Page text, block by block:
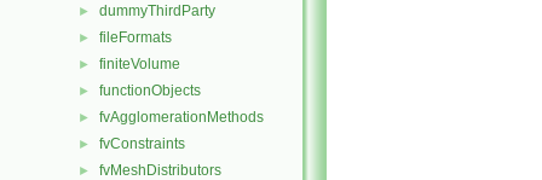
► dummyThirdParty
► fileFormats
► finiteVolume
► functionObjects
► fvAgglomerationMethods
► fvConstraints
► fvMeshDistributors